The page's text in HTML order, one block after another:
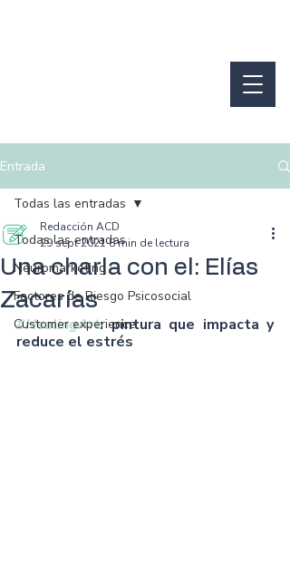
Entrada
Todas las entradas
Neuromarketing
Factores de Riesgo Psicosocial
Customer experience
Todas las entradas
Una charla con el: Elías
Zacarías
Redacción ACD
29 sept 20218 min de lectura
#HealingArt: pintura que impacta y
reduce el estrés